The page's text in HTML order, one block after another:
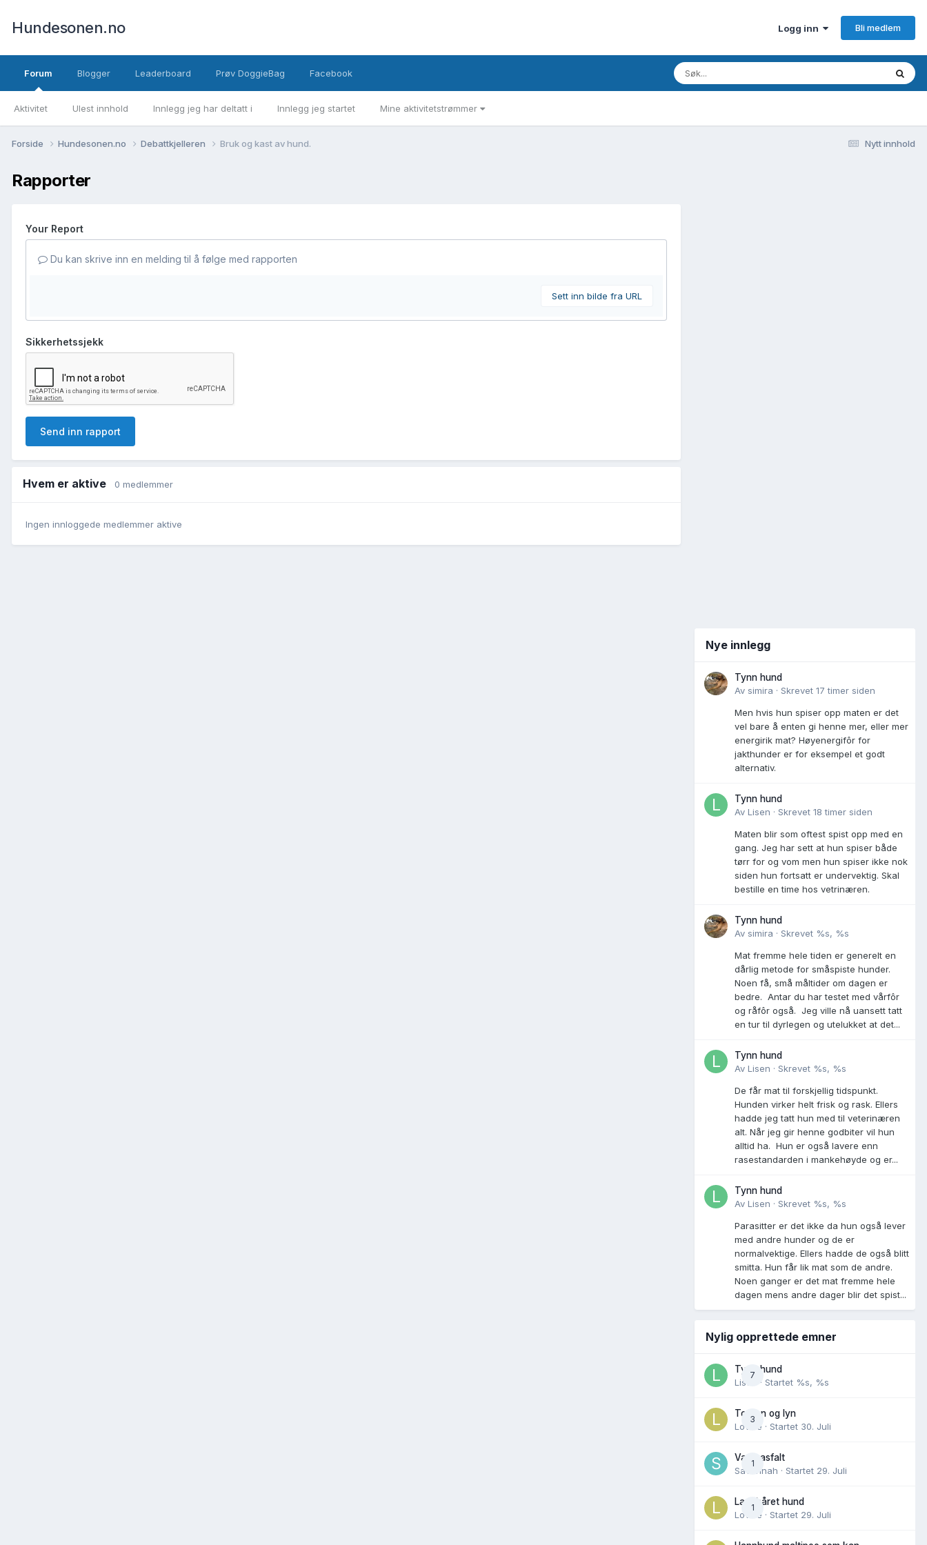
Hundesonen.no Logg inn Bli medlem
Forum
Aktivitet Ulest innhold Innlegg jeg har deltatt i Innlegg jeg startet Mine aktivitetstrømmer
Blogger Leaderboard Prøv DoggieBag Facebook
Nytt innhold
Forside Hundesonen.no Debattkjelleren Bruk og kast av hund.
Rapporter
Your Report
Du kan skrive inn en melding til å følge med rapporten
Sett inn bilde fra URL
Sikkerhetssjekk
Send inn rapport
Hvem er aktive 0 medlemmer
Ingen innloggede medlemmer aktive
Nye innlegg
Tynn hund
Av simira · Skrevet 17 timer siden
Men hvis hun spiser opp maten er det
vel bare å enten gi henne mer, eller mer
energirik mat? Høyenergifôr for
jakthunder er for eksempel et godt
alternativ.
Tynn hund
Av Lisen · Skrevet 18 timer siden
Maten blir som oftest spist opp med en
gang. Jeg har sett at hun spiser både
tørr for og vom men hun spiser ikke nok
siden hun fortsatt er undervektig. Skal
bestille en time hos vetrinæren.
Tynn hund
Av simira · Skrevet %s, %s
Mat fremme hele tiden er generelt en
dårlig metode for småspiste hunder.
Noen få, små måltider om dagen er
bedre. Antar du har testet med vårfôr
og råfôr også. Jeg ville nå uansett tatt
en tur til dyrlegen og utelukket at det...
Tynn hund
Av Lisen · Skrevet %s, %s
De får mat til forskjellig tidspunkt.
Hunden virker helt frisk og rask. Ellers
hadde jeg tatt hun med til veterinæren
alt. Når jeg gir henne godbiter vil hun
alltid ha. Hun er også lavere enn
rasestandarden i mankehøyde og er...
Tynn hund
Av Lisen · Skrevet %s, %s
Parasitter er det ikke da hun også lever
med andre hunder og de er
normalvektige. Ellers hadde de også blitt
smitta. Hun får lik mat som de andre.
Noen ganger er det mat fremme hele
dagen mens andre dager blir det spist...
Nylig opprettede emner
7
Tynn hund
Lisen
· Startet %s, %s
3
Torden og lyn
Lovise · Startet 30. Juli
1
Varm asfalt
Savannah · Startet 29. Juli
1
Langhåret hund
Lovise · Startet 29. Juli